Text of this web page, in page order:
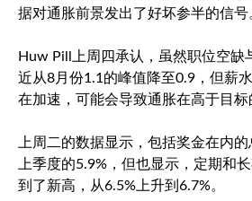
据对通胀前景发出了好坏参半的信号
Huw Pill上周四承认，虽然职位空缺
近从8月份1.1的峰值降至0.9，但薪
在加速，可能会导致通胀在高于目标
上周二的数据显示，包括奖金在内
上季度的5.9%，但也显示，定期和
到了新高，从6.5%上升到6.7%。